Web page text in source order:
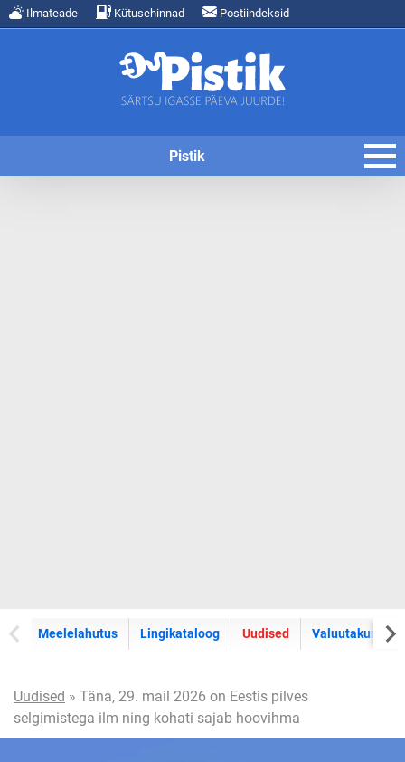
Ilmateade Kütusehinnad Postiindeksid
Pistik
Meelelahutus Lingikataloog Uudised Valuutakursid
Uudised » Täna, 29. mail 2026 on Eestis pilves
selgimistega ilm ning kohati sajab hoovihma